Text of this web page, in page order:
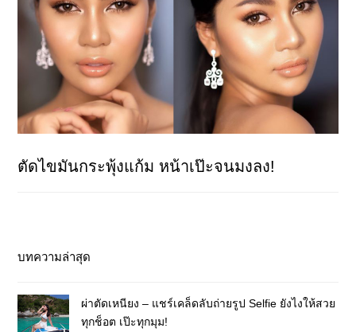
ตัดไขมันกระพุ้งแก้ม หน้าเป๊ะจนมงลง!
บทความล่าสุด
ผ่าตัดเหนียง – แชร์เคล็ดลับถ่ายรูป Selfie ยังไงให้สวย
ทุกช็อต เป๊ะทุกมุม!